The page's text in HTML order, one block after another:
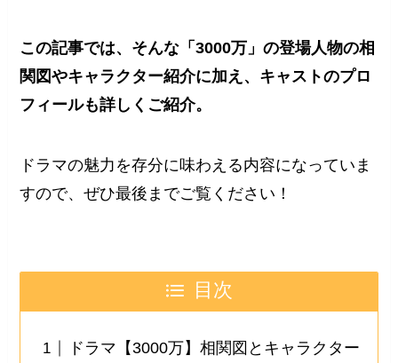
この記事では、そんな「3000万」の登場人物の相
関図やキャラクター紹介に加え、キャストのプロ
フィールも詳しくご紹介。
ドラマの魅力を存分に味わえる内容になっていま
すので、ぜひ最後までご覧ください！
目次
ドラマ【3000万】相関図とキャラクター